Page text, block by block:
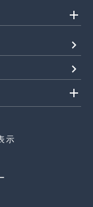
add
navigate_next
navigate_next
add
示